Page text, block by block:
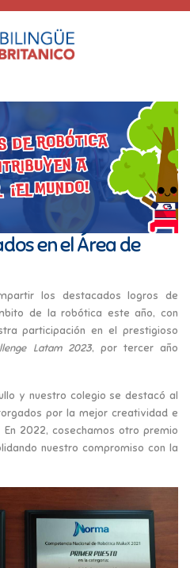
en el Área de
los destacados logros de
de la robótica este año, con
participación en el prestigioso
Latam 2023, por tercer año
y nuestro colegio se destacó al
por la mejor creatividad e
2022, cosechamos otro premio
nuestro compromiso con la